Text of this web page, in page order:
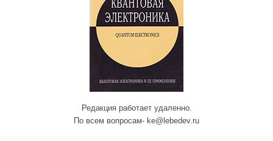
Редакция работает удаленно.
По всем вопросам- ke@lebedev.ru